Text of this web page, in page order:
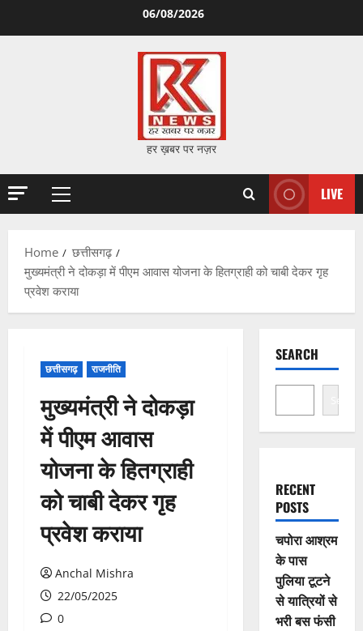
06/08/2026
हर ख़बर पर नज़र
Primary
LIVE
Home
छत्तीसगढ़
मुख्यमंत्री ने दोकड़ा में पीएम आवास योजना के हितग्राही को चाबी देकर गृह
प्रवेश कराया
छत्तीसगढ़ राजनीति
मुख्यमंत्री ने दोकड़ा
में पीएम आवास
योजना के हितग्राही
को चाबी देकर गृह
प्रवेश कराया
Anchal Mishra
22/05/2025
0
SEARCH
Search
RECENT
POSTS
चपोरा आश्रम
के पास
पुलिया टूटने
से यात्रियों से
भरी बस फंसी